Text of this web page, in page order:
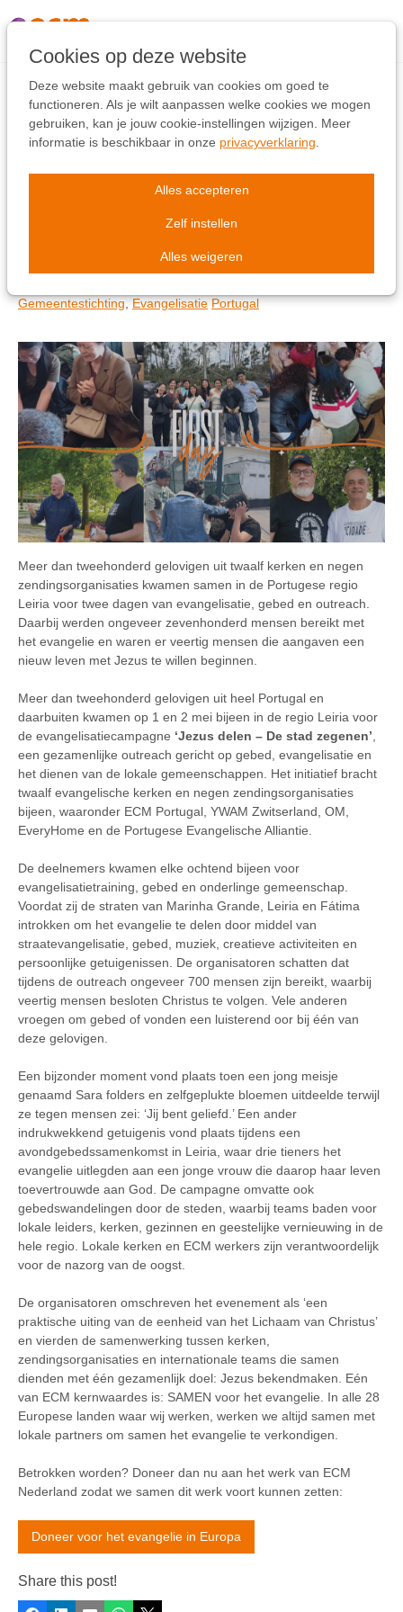
Cookies op deze website
Deze website maakt gebruik van cookies om goed te
functioneren. Als je wilt aanpassen welke cookies we mogen
gebruiken, kan je jouw cookie-instellingen wijzigen. Meer
informatie is beschikbaar in onze privacyverklaring
Alles accepteren
Zelf instellen
Alles weigeren
overslaan
naar
de
inhoud
Ga
naar
navigatie
ECM kernwaarde:
SAMEN voor het
evangelie in Portugal
donderdag 25 juni 2026
Gemeentestichting,Evangelisatie Portugal
Meer dan tweehonderd gelovigen uit twaalf kerken en negen
zendingsorganisaties kwamen samen in de Portugese regio
Leiria voor twee dagen van evangelisatie, gebed en outreach.
Daarbij werden ongeveer zevenhonderd mensen bereikt met
het evangelie en waren er veertig mensen die aangaven een
nieuw leven met Jezus te willen beginnen.
Meer dan tweehonderd gelovigen uit heel Portugal en
daarbuiten kwamen op 1 en 2 mei bijeen in de regio Leiria voor
de evangelisatiecampagne ‘Jezus delen – De stad zegenen’
een gezamenlijke outreach gericht op gebed, evangelisatie en
het dienen van de lokale gemeenschappen. Het initiatief bracht
twaalf evangelische kerken en negen zendingsorganisaties
bijeen, waaronder ECM Portugal, YWAM Zwitserland, OM,
EveryHome en de Portugese Evangelische Alliantie.
De deelnemers kwamen elke ochtend bijeen voor
evangelisatietraining, gebed en onderlinge gemeenschap.
Voordat zij de straten van Marinha Grande, Leiria en Fátima
introkken om het evangelie te delen door middel van
straatevangelisatie, gebed, muziek, creatieve activiteiten en
persoonlijke getuigenissen. De organisatoren schatten dat
tijdens de outreach ongeveer 700 mensen zijn bereikt, waarbij
veertig mensen besloten Christus te volgen. Vele anderen
vroegen om gebed of vonden een luisterend oor bij één van
deze gelovigen.
Een bijzonder moment vond plaats toen een jong meisje
genaamd Sara folders en zelfgeplukte bloemen uitdeelde terwijl
ze tegen mensen zei: ‘Jij bent geliefd.’ Een ander
indrukwekkend getuigenis vond plaats tijdens een
avondgebedssamenkomst in Leiria, waar drie tieners het
evangelie uitlegden aan een jonge vrouw die daarop haar leven
toevertrouwde aan God. De campagne omvatte ook
gebedswandelingen door de steden, waarbij teams baden voor
lokale leiders, kerken, gezinnen en geestelijke vernieuwing in de
hele regio. Lokale kerken en ECM werkers zijn verantwoordelijk
voor de nazorg van de oogst.
De organisatoren omschreven het evenement als ‘een
praktische uiting van de eenheid van het Lichaam van Christus’
en vierden de samenwerking tussen kerken,
zendingsorganisaties en internationale teams die samen
dienden met één gezamenlijk doel: Jezus bekendmaken. Eén
van ECM kernwaardes is: SAMEN voor het evangelie. In alle 28
Europese landen waar wij werken, werken we altijd samen met
lokale partners om samen het evangelie te verkondigen.
Betrokken worden? Doneer dan nu aan het werk van ECM
Nederland zodat we samen dit werk voort kunnen zetten:
Doneer voor het evangelie in Europa
Share this post!